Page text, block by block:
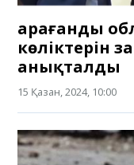
Қарағанды
көліктерін
анықталды
15 Қазан, 2024, 10:00